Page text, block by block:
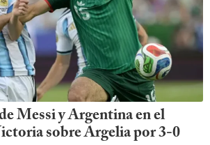
Messi y Argentina en el
sobre Argelia por 3-0